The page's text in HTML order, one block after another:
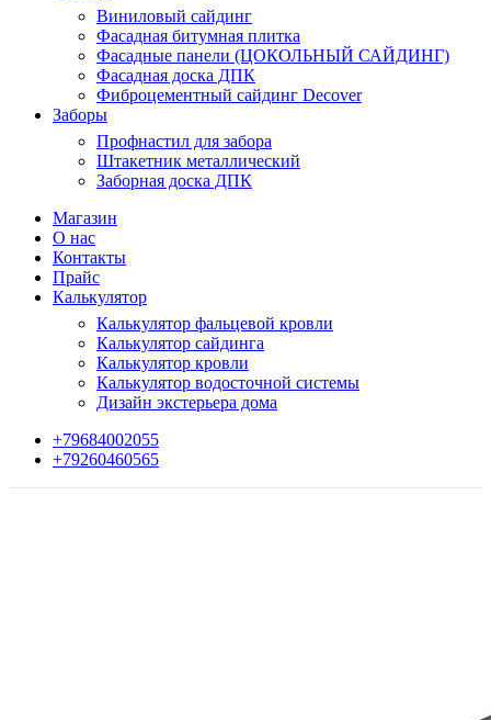
Виниловый сайдинг
Фасадная битумная плитка
Фасадные панели (ЦОКОЛЬНЫЙ САЙДИНГ)
Фасадная доска ДПК
Фиброцементный сайдинг Decover
Заборы
Профнастил для забора
Штакетник металлический
Заборная доска ДПК
Магазин
О нас
Контакты
Прайс
Калькулятор
Калькулятор фальцевой кровли
Калькулятор сайдинга
Калькулятор кровли
Калькулятор водосточной системы
Дизайн экстерьера дома
+79684002055
+79260460565